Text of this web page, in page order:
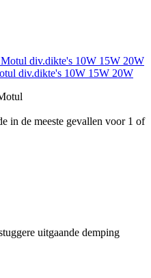
div.dikte's 10W 15W 20W
in de meeste gevallen voor 1 of
uitgaande demping